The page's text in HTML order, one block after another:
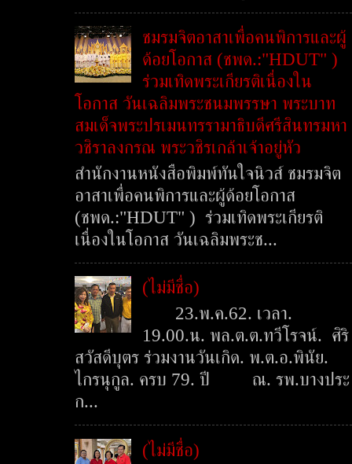
ชมรมจิตอาสาเพื่อคนพิการและผู้
ด้อยโอกาส (ชพด.:"HDUT" )
ร่วมเทิดพระเกียรติเนื่องใน
โอกาส วันเฉลิมพระชนมพรรษา พระบาท
สมเด็จพระปรเมนทรรามาธิบดีศรีสินทรมหา
วชิราลงกรณ พระวชิรเกล้าเจ้าอยู่หัว
สำนักงานหนังสือพิมพ์ทันใจนิวส์ ชมรมจิต
อาสาเพื่อคนพิการและผู้ด้อยโอกาส
(ชพด.:"HDUT" ) ร่วมเทิดพระเกียรติ
เนื่องในโอกาส วันเฉลิมพระช...
(ไม่มีชื่อ)
23.พ.ค.62. เวลา.
19.00.น. พล.ต.ต.ทวีโรจน์. ศิริ
สวัสดีบุตร ร่วมงานวันเกิด. พ.ต.อ.พินัย.
ไกรนุกูล. ครบ 79. ปี ณ. รพ.บางประ
ก...
(ไม่มีชื่อ)